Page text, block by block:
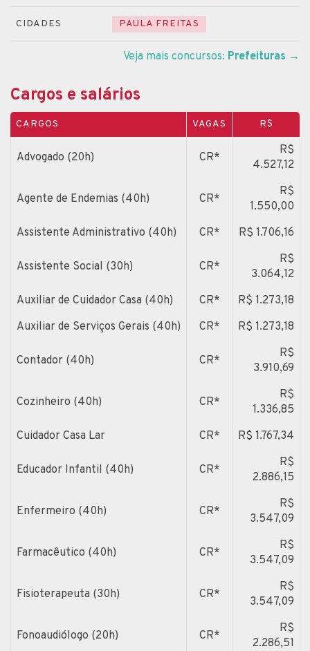
CIDADES PAULA FREITAS
Veja mais concursos: Prefeituras →
Cargos e salários
CARGOS VAGAS R$
Advogado (20h) CR*
R$
4.527,12
Agente de Endemias (40h) CR*
R$
1.550,00
Assistente Administrativo (40h)
CR* R$ 1.706,16
Assistente Social (30h) CR*
R$
3.064,12
Auxiliar de Cuidador Casa (40h)
CR*
R$ 1.273,18
Auxiliar de Serviços Gerais (40h)
CR* R$ 1.273,18
Contador (40h) CR*
R$
3.910,69
Cozinheiro (40h) CR*
R$
1.336,85
Cuidador Casa Lar
CR* R$ 1.767,34
Educador Infantil (40h) CR*
R$
2.886,15
Enfermeiro (40h) CR*
R$
3.547,09
Farmacêutico (40h) CR*
R$
3.547,09
Fisioterapeuta (30h) CR*
R$
3.547,09
Fonoaudiólogo (20h) CR*
R$
2.286,51